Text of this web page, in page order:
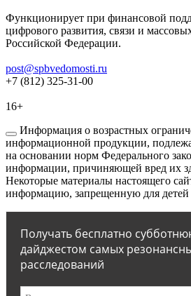
Функционирует при финансовой
цифрового развития, связи и
Российской Федерации.
post@spbvedomosti.ru
+7 (812) 325-31-00
16+
Информация о возрастных
информационной продукции,
на основании норм Федерального
информации, причиняющей вред их
Некоторые материалы настоящего
информацию, запрещенную для детей
Получать бесплатно
дайджестом самых
расследований